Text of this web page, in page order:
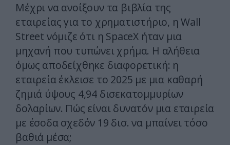
Μέχρι να ανοίξουν τα βιβλία της
εταιρείας για το χρηματιστήριο, η Wall
Street νόμιζε ότι η SpaceX ήταν μια
μηχανή που τυπώνει χρήμα. Η αλήθεια
όμως αποδείχθηκε διαφορετική: η
εταιρεία έκλεισε το 2025 με μια καθαρή
ζημιά ύψους 4,94 δισεκατομμυρίων
δολαρίων. Πώς είναι δυνατόν μια εταιρεία
με έσοδα σχεδόν 19 δισ. να μπαίνει τόσο
βαθιά μέσα;